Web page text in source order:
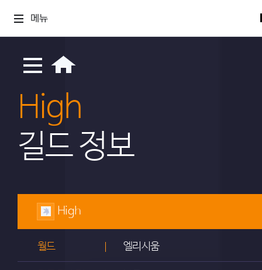
메뉴
High
길드 정보
High
월드 엘리시움